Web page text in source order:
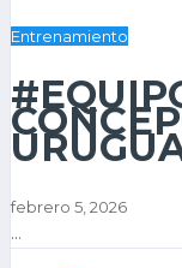
Entrenamiento
febrero 5, 2026
...